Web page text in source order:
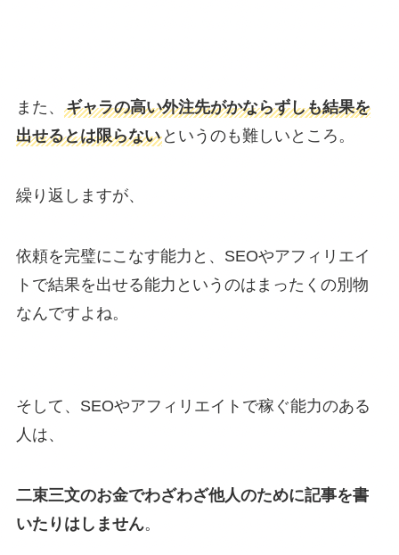
また、 ギャラの高い外注先がかならずしも結果を
出せるとは限らないというのも難しいところ。
繰り返しますが、
依頼を完璧にこなす能力と、SEOやアフィリエイ
トで結果を出せる能力というのはまったくの別物
なんですよね。
そして、SEOやアフィリエイトで稼ぐ能力のある
人は、
二束三文のお金でわざわざ他人のために記事を書
いたりはしません。